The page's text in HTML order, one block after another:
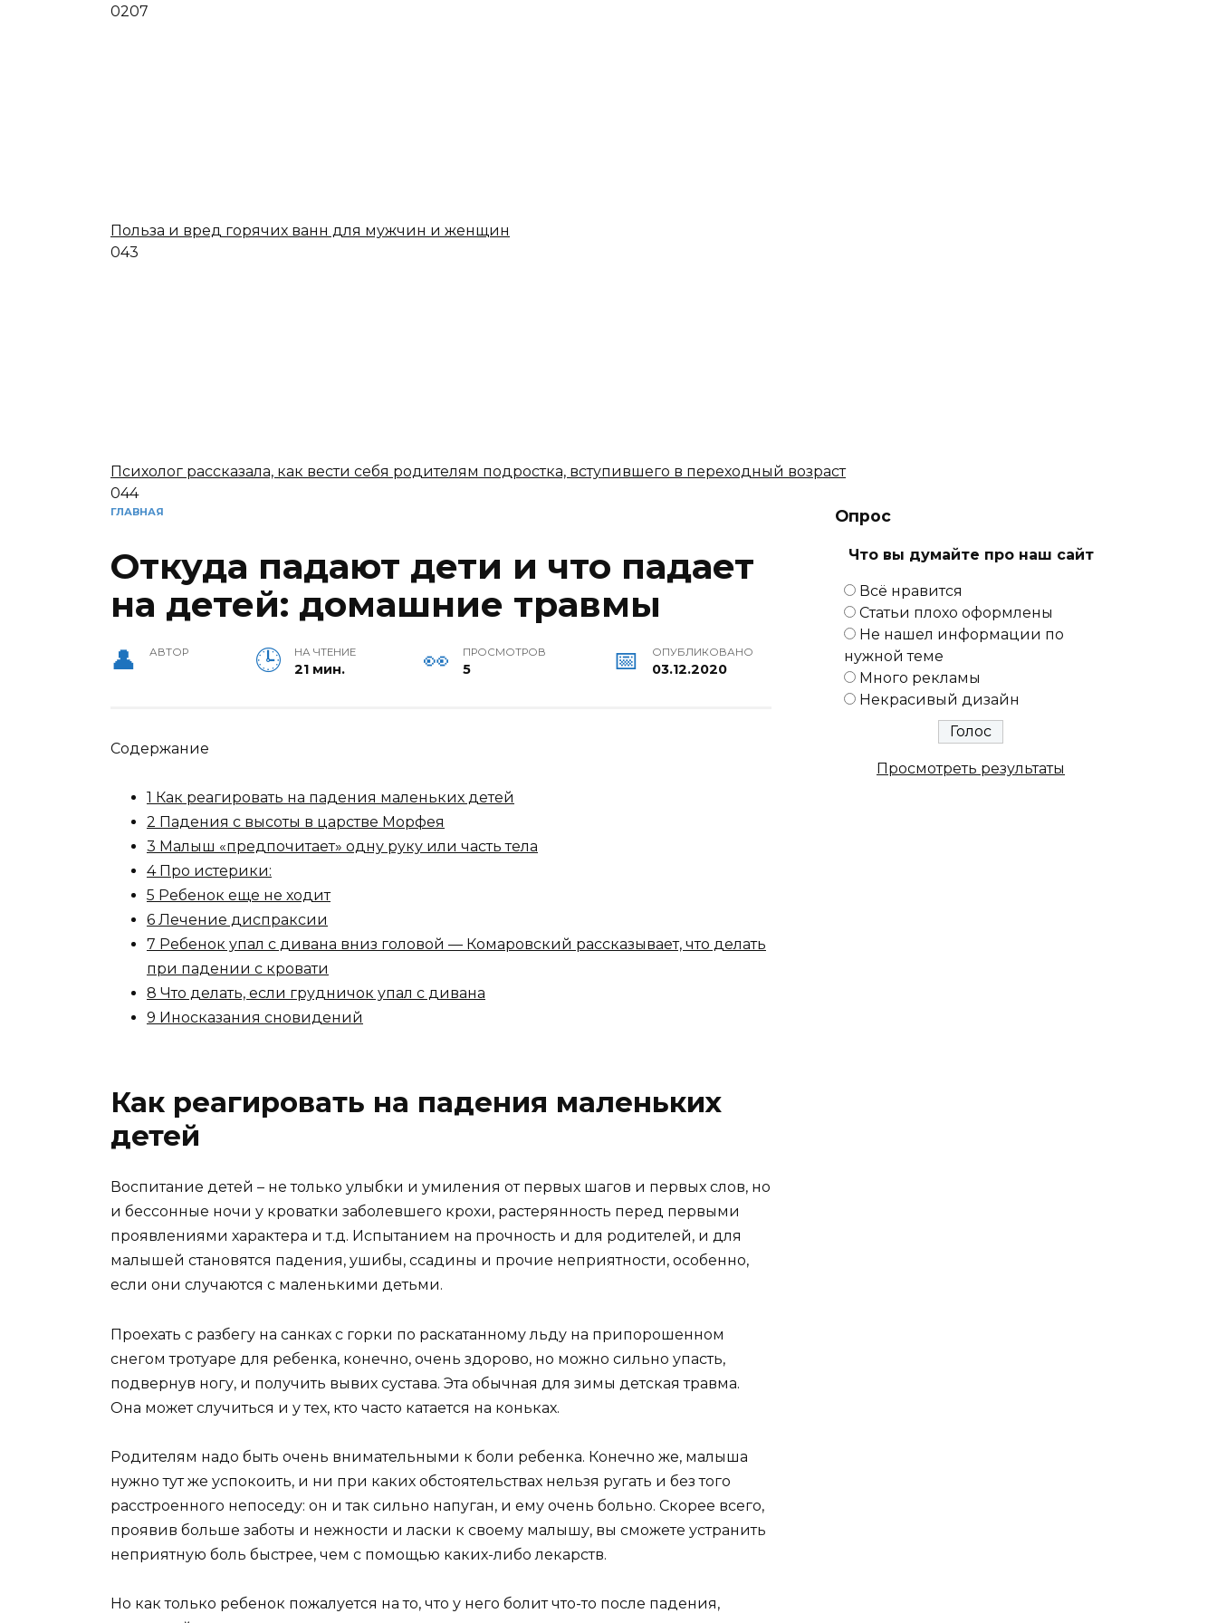
ГЛАВНАЯ
Откуда падают дети и что падает
на детей: домашние травмы
АВТОР НА ЧТЕНИЕ
21 мин.
ПРОСМОТРОВ
5
ОПУБЛИКОВАНО
03.12.2020
Содержание
1 Как реагировать на падения маленьких детей
2 Падения с высоты в царстве Морфея
3 Малыш «предпочитает» одну руку или часть тела
4 Про истерики:
5 Ребенок еще не ходит
6 Лечение диспраксии
7 Ребенок упал с дивана вниз головой — Комаровский рассказывает, что делать
при падении с кровати
8 Что делать, если грудничок упал с дивана
9 Иносказания сновидений
Как реагировать на падения маленьких
детей
Воспитание детей – не только улыбки и умиления от первых шагов и первых слов, но
и бессонные ночи у кроватки заболевшего крохи, растерянность перед первыми
проявлениями характера и т.д. Испытанием на прочность и для родителей, и для
малышей становятся падения, ушибы, ссадины и прочие неприятности, особенно,
если они случаются с маленькими детьми.
Проехать с разбегу на санках с горки по раскатанному льду на припорошенном
снегом тротуаре для ребенка, конечно, очень здорово, но можно сильно упасть,
подвернув ногу, и получить вывих сустава. Эта обычная для зимы детская травма.
Она может случиться и у тех, кто часто катается на коньках.
Родителям надо быть очень внимательными к боли ребенка. Конечно же, малыша
нужно тут же успокоить, и ни при каких обстоятельствах нельзя ругать и без того
расстроенного непоседу: он и так сильно напуган, и ему очень больно. Скорее всего,
проявив больше заботы и нежности и ласки к своему малышу, вы сможете устранить
неприятную боль быстрее, чем с помощью каких-либо лекарств.
Но как только ребенок пожалуется на то, что у него болит что-то после падения,
Опрос
Что вы думайте про наш сайт
Всё нравится
Статьи плохо оформлены
Не нашел информации по
нужной теме
Много рекламы
Некрасивый дизайн
Просмотреть результаты
0207
Польза и вред горячих ванн для мужчин и женщин
043
Психолог рассказала, как вести себя родителям подростка, вступившего в переходный возраст
044